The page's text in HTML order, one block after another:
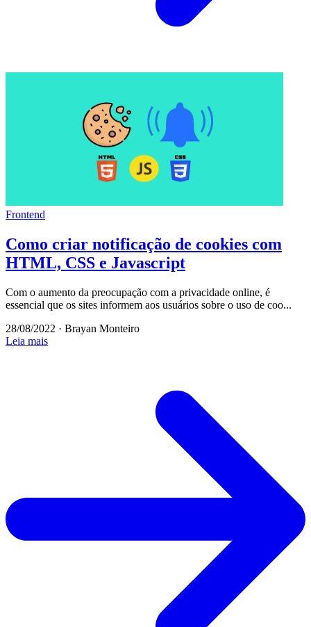
Frontend
Como criar notificação de cookies com
HTML, CSS e Javascript
Com o aumento da preocupação com a privacidade online, é
essencial que os sites informem aos usuários sobre o uso de coo...
28/08/2022 · Brayan Monteiro
Leia mais